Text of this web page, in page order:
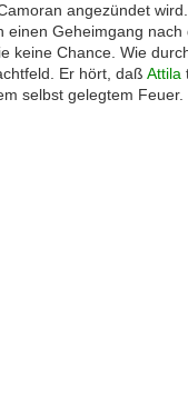
angezündet
einen Geheimgang nach
keine Chance. Wie
Er hört, daß Attila
selbst gelegtem Feuer.